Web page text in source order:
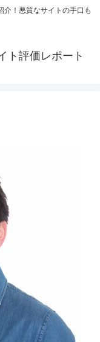
介！悪質なサイトの手口も
ト評価レポート